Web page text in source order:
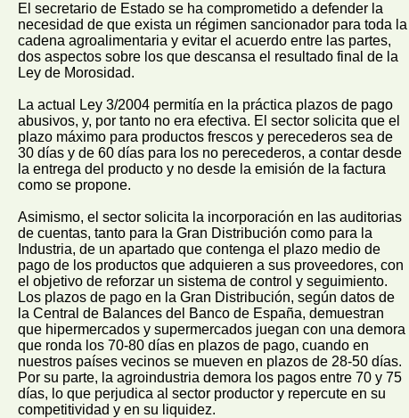
El secretario de Estado se ha comprometido a defender la
necesidad de que exista un régimen sancionador para toda la
cadena agroalimentaria y evitar el acuerdo entre las partes,
dos aspectos sobre los que descansa el resultado final de la
Ley de Morosidad.
La actual Ley 3/2004 permitía en la práctica plazos de pago
abusivos, y, por tanto no era efectiva. El sector solicita que el
plazo máximo para productos frescos y perecederos sea de
30 días y de 60 días para los no perecederos, a contar desde
la entrega del producto y no desde la emisión de la factura
como se propone.
Asimismo, el sector solicita la incorporación en las auditorias
de cuentas, tanto para la Gran Distribución como para la
Industria, de un apartado que contenga el plazo medio de
pago de los productos que adquieren a sus proveedores, con
el objetivo de reforzar un sistema de control y seguimiento.
Los plazos de pago en la Gran Distribución, según datos de
la Central de Balances del Banco de España, demuestran
que hipermercados y supermercados juegan con una demora
que ronda los 70-80 días en plazos de pago, cuando en
nuestros países vecinos se mueven en plazos de 28-50 días.
Por su parte, la agroindustria demora los pagos entre 70 y 75
días, lo que perjudica al sector productor y repercute en su
competitividad y en su liquidez.